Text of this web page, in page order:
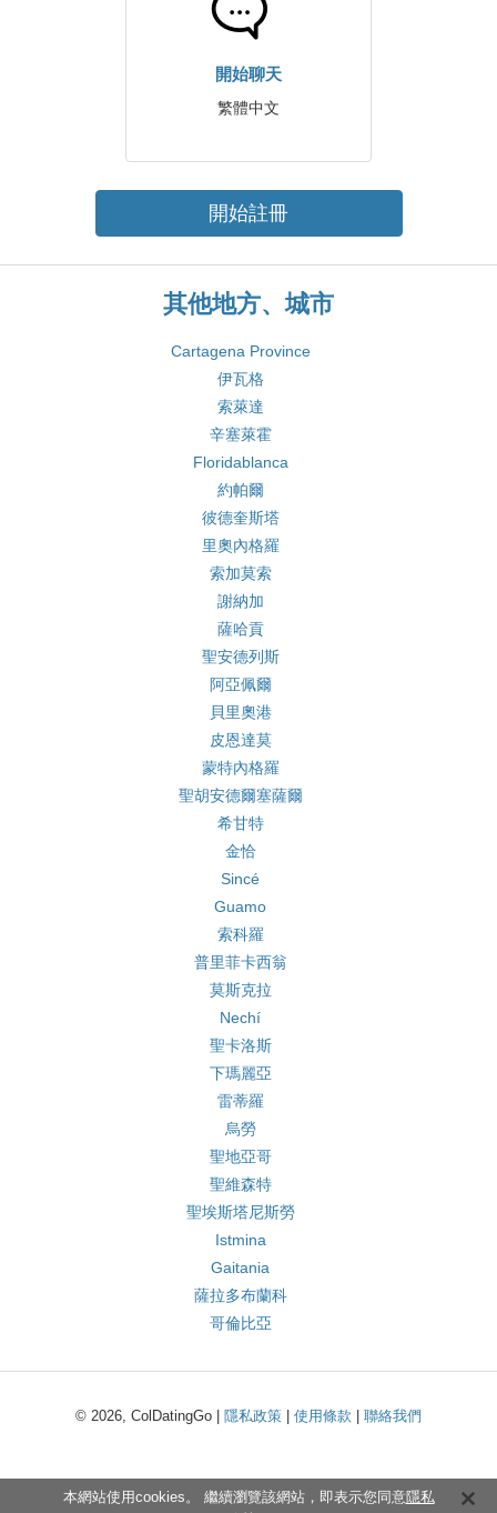
開始聊天
繁體中文
開始註冊
其他地方、城市
Cartagena Province
伊瓦格
索萊達
辛塞萊霍
Floridablanca
約帕爾
彼德奎斯塔
里奧內格羅
索加莫索
謝納加
薩哈貢
聖安德列斯
阿亞佩爾
貝里奧港
皮恩達莫
蒙特內格羅
聖胡安德爾塞薩爾
希甘特
金恰
Sincé
Guamo
索科羅
普里菲卡西翁
莫斯克拉
Nechí
聖卡洛斯
下瑪麗亞
雷蒂羅
烏勞
聖地亞哥
聖維森特
聖埃斯塔尼斯勞
Istmina
Gaitania
薩拉多布蘭科
哥倫比亞
© 2026, ColDatingGo | 隱私政策 使用條款 聯絡我們
本網站使用cookies。 繼續瀏覽該網站，即表示您同意隱私